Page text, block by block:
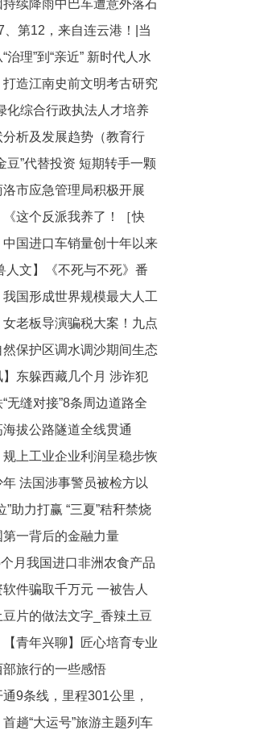
单位
续降雨中巴车遭意外落石
、第12，来自连云港！|当
治理”到“亲近” 新时代人水
美”在这里唱响 世界观点
造江南史前文明考古研究
山遗址考古工作站揭牌投
化综合行政执法人才培养
启动 焦点报道
析及发展趋势（教育行
豆”代替投资 短期转手一颗
观点
市应急管理局积极开展
集中宣传周活动
《这个反派我养了！［快
穿 养崽 完结 环球快讯
中国进口车销量创十年以来
人文】《不死与不死》番
是我给你的回答
国形成世界规模最大人工
力量老板导演骗税大案！九点
保护区调水调沙期间生态
】东躲西藏几个月 涉诈犯
网
无缝对接”8条周边道路全
拔公路隧道全线贯通
上工业企业利润呈稳步恢
法国涉事警员被检方以
调查_天天视讯
”助力打赢 “三夏”秸秆禁烧
一背后的金融力量
月我国进口非洲农食产品
件骗取千万元 一被告人
片的做法文字_香辣土豆
青年兴聊】匠心培育专业
务注入青春活力
旅行的一些感悟
9条线，里程301公里，
趟“大运号”旅游主题列车